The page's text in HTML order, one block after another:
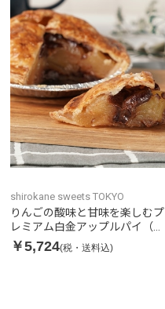
shirokane sweets TOKYO
りんごの酸味と甘味を楽しむプ
レミアム白金アップルパイ（シ
ョコラ）
￥5,724(税・送料込)